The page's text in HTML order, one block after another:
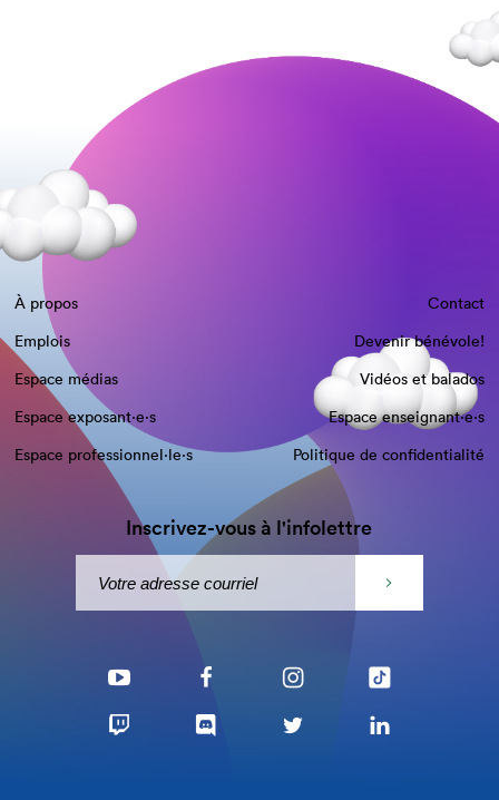
À propos
Contact
Emplois
Devenir bénévole!
Espace médias
Vidéos et balados
Espace exposant·e⋅s
Espace enseignant·e⋅s
Espace professionnel·le⋅s
Politique de confidentialité
Inscrivez-vous à l'infolettre